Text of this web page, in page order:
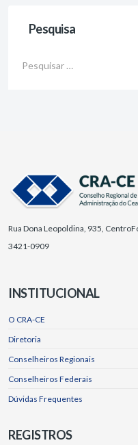
Pesquisa
Rua Dona Leopoldina, 935, Centro
3421-0909
INSTITUCIONAL
O CRA-CE
Diretoria
Conselheiros Regionais
Conselheiros Federais
Dúvidas Frequentes
REGISTROS